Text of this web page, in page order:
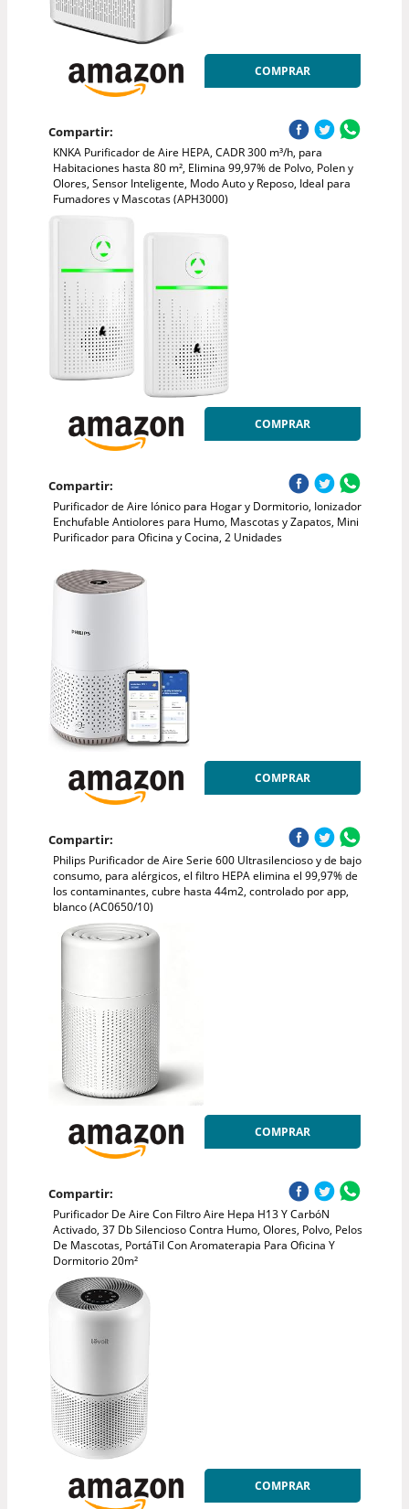
COMPRAR
Compartir:
KNKA Purificador de Aire HEPA, CADR 300 m³/h, para
Habitaciones hasta 80 m², Elimina 99,97% de Polvo, Polen y
Olores, Sensor Inteligente, Modo Auto y Reposo, Ideal para
Fumadores y Mascotas (APH3000)
COMPRAR
Compartir:
Purificador de Aire Iónico para Hogar y Dormitorio, Ionizador
Enchufable Antiolores para Humo, Mascotas y Zapatos, Mini
Purificador para Oficina y Cocina, 2 Unidades
COMPRAR
Compartir:
Philips Purificador de Aire Serie 600 Ultrasilencioso y de bajo
consumo, para alérgicos, el filtro HEPA elimina el 99,97% de
los contaminantes, cubre hasta 44m2, controlado por app,
blanco (AC0650/10)
COMPRAR
Compartir:
Purificador De Aire Con Filtro Aire Hepa H13 Y CarbóN
Activado, 37 Db Silencioso Contra Humo, Olores, Polvo, Pelos
De Mascotas, PortáTil Con Aromaterapia Para Oficina Y
Dormitorio 20m²
COMPRAR